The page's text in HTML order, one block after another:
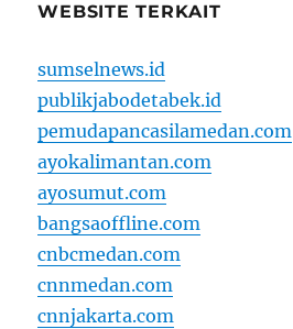
WEBSITE TERKAIT
sumselnews.id
publikjabodetabek.id
pemudapancasilamedan.com
ayokalimantan.com
ayosumut.com
bangsaoffline.com
cnbcmedan.com
cnnmedan.com
cnnjakarta.com